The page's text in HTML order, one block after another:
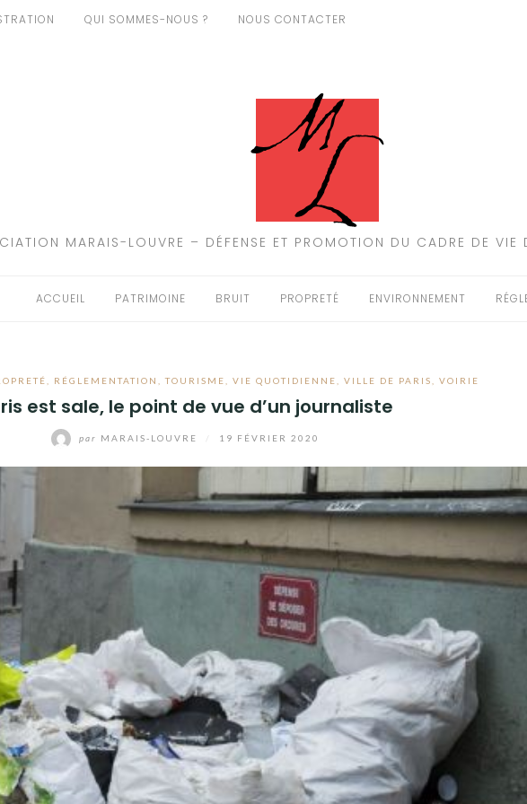
QUI SOMMES-NOUS ? NOUS CONTACTER
MARAIS-LOUVRE – DÉFENSE ET PROMOTION DU CADRE DE VIE
ACCUEIL PATRIMOINE BRUIT PROPRETÉ ENVIRONNEMENT
RÉGLEMENTATION ,TOURISME VIE QUOTIDIENNE VILLE DE PARIS VOIRIE
est sale, le point de vue d’un journaliste
par MARAIS-LOUVRE 19 FÉVRIER 2020